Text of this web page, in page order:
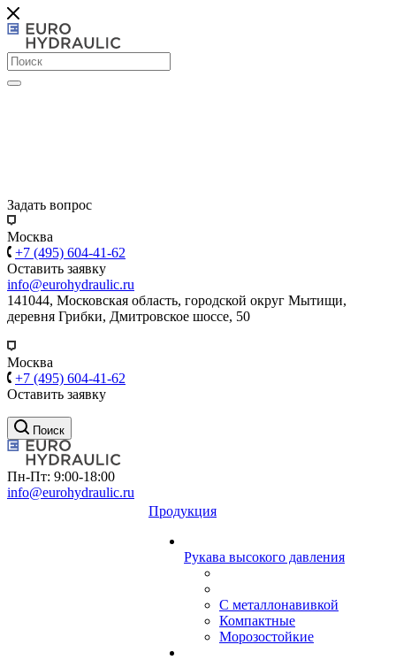
Задать вопрос
Москва
+7 (495) 604-41-62
Оставить заявку
info@eurohydraulic.ru
141044, Московская область, городской округ Мытищи,
деревня Грибки, Дмитровское шоссе, 50
Москва
+7 (495) 604-41-62
Оставить заявку
Поиск
Пн-Пт: 9:00-18:00
info@eurohydraulic.ru
Продукция
Рукава высокого давления
С металлонавивкой
Компактные
Морозостойкие